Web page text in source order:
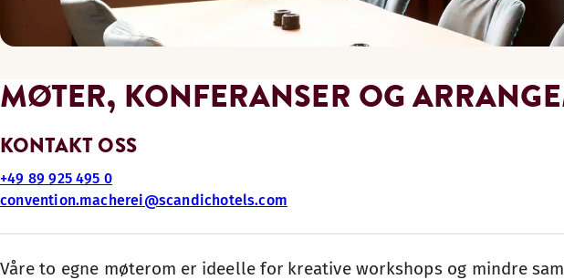
MØTER, KONFERANSER OG
KONTAKT OSS
+49 89 925 495 0
convention.macherei@scandichotels.com
Våre to egne møterom er ideelle for kreative workshops og mindre